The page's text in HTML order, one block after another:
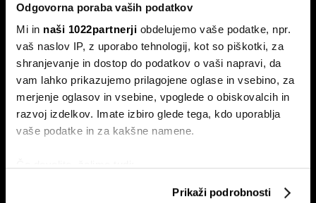
Odgovorna poraba vaših podatkov
Mi in naši 1022partnerji obdelujemo vaše podatke, npr.
vaš naslov IP, z uporabo tehnologij, kot so piškotki, za
shranjevanje in dostop do podatkov o vaši napravi, da
vam lahko prikazujemo prilagojene oglase in vsebino, za
merjenje oglasov in vsebine, vpoglede o obiskovalcih in
razvoj izdelkov. Imate izbiro glede tega, kdo uporablja
vaše podatke in za kakšne namene.
Prikaži podrobnosti
Top 5 novic za začetek dneva:
Odpiranje Hormuške ožine, a ne za
ZDA in Izrael?
To so prve novice dneva.